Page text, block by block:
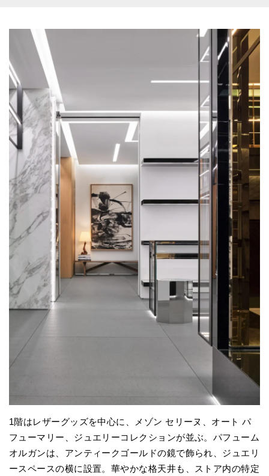
1階はレザーグッズを中心に、メゾン セリーヌ、オート パ
フューマリー、ジュエリーコレクションが並ぶ。パフューム
オルガンは、アンティークゴールドの鏡で飾られ、ジュエリ
ースペースの横に設置。華やかな格天井も、ストア内の特定